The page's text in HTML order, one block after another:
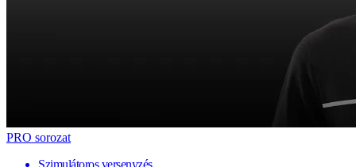
PRO sorozat
Szimulátoros versenyzés